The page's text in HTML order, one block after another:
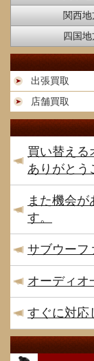
関西地
四国地
出張買取
店舗買取
買い替える
ありがとう
また機会が
す。
サブウーフ
オーディオ
すぐに対応